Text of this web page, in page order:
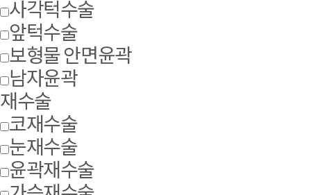
사각턱수술
앞턱수술
보형물 안면윤곽
남자윤곽
재수술
코재수술
눈재수술
윤곽재수술